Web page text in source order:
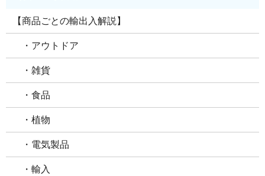
【商品ごとの輸出入解説】
・アウトドア
・雑貨
・食品
・植物
・電気製品
・輸入